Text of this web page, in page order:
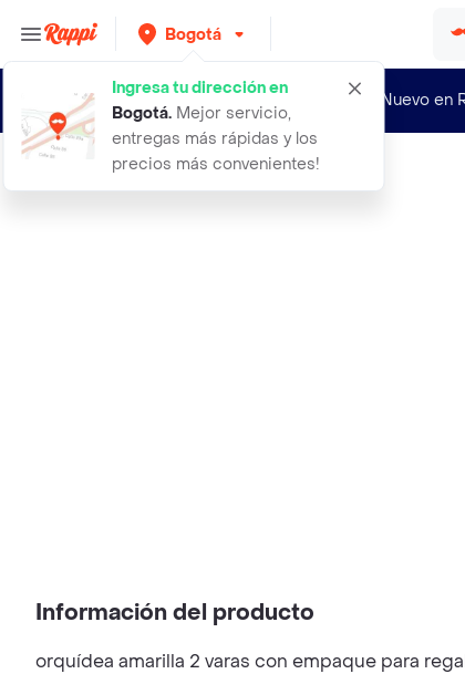
Bogotá
Ingresa tu dirección en
Bogotá. Mejor servicio,
entregas más rápidas y los
precios más convenientes!
¿Nuevo en
orquidea amarilla
Información del producto
orquídea amarilla 2 varas con empaque para